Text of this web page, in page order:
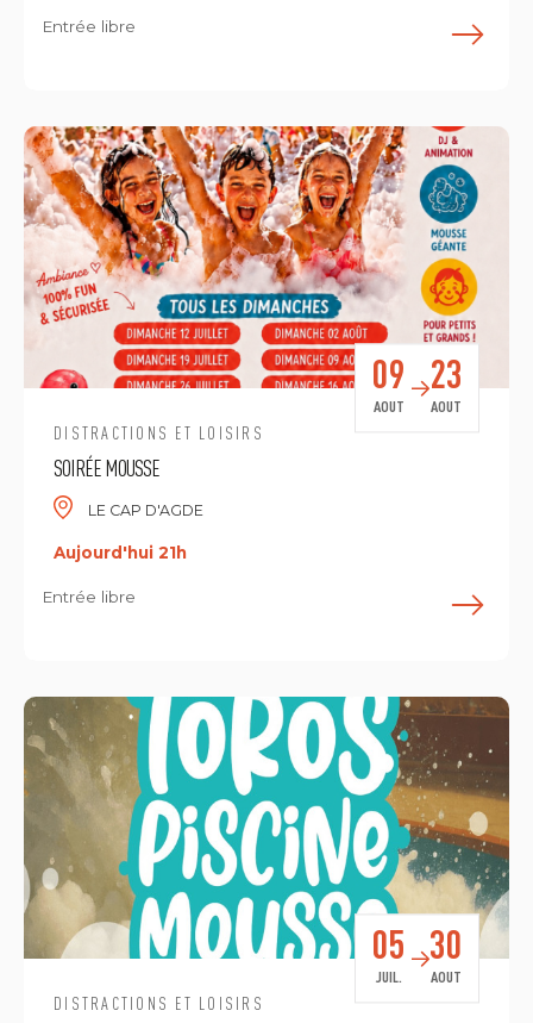
Entrée libre
DISTRACTIONS ET LOISIRS
SOIRÉE MOUSSE
LE CAP D'AGDE
Aujourd'hui 21h
09
AOUT
23
AOUT
Entrée libre
DISTRACTIONS ET LOISIRS
05
JUIL.
30
AOUT